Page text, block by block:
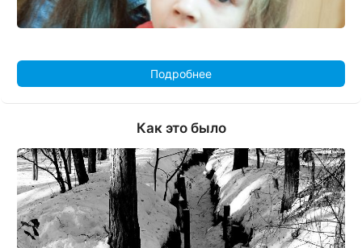
Подробнее
Как это было